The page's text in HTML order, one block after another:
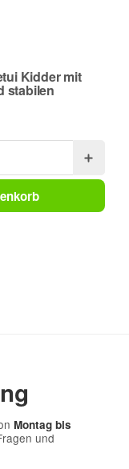
Kidder mit
stabilen
Montag bis
und